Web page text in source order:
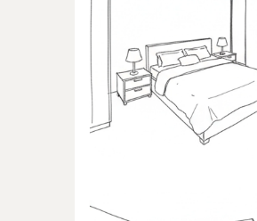
Produkty dedykowane do
sypialni